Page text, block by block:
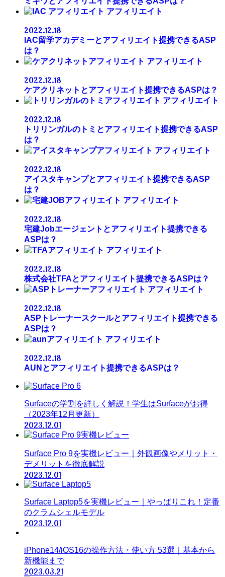
アフィリエイト
2022.12.18
IAC留学アカデミーとアフィリエイト提携できるASP
は？
アフィリエイト
2022.12.18
ケアクリネットとアフィリエイト提携できるASPは？
アフィリエイト
2022.12.18
トリリンガルのトミとアフィリエイト提携できるASP
は？
アフィリエイト
2022.12.18
アイスタキャンプとアフィリエイト提携できるASP
は？
アフィリエイト
2022.12.18
宅建Jobエージェントとアフィリエイト提携できる
ASPは？
アフィリエイト
2022.12.18
株式会社TFAとアフィリエイト提携できるASPは？
アフィリエイト
2022.12.18
ASPトレーナースクールとアフィリエイト提携できる
ASPは？
アフィリエイト
2022.12.18
AUNとアフィリエイト提携できるASPは？
Surfaceの学割を詳しく解説！学生はSurfaceがお得
（2023年12月更新）
2023.12.01
Surface Pro 9を実機レビュー｜外観画像やメリット・
デメリットを徹底解説
2023.12.01
Surface Laptop5を実機レビュー｜やっぱりこれ！定番
のクラムシェルモデル
2023.12.01
iPhone14/iOS16の操作方法・使い方 53選｜基本から
新機能まで
2023.03.21